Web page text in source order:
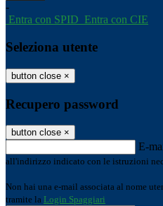
-
Entra con SPID Entra con CIE
Seleziona utente
button close ×
Recupero password
button close ×
E-
all'indirizzo indicato con le istruzioni
Non hai una e-mail associata al nome
tramite la Login Spaggiari